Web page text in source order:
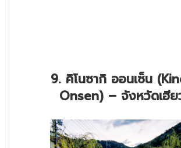
9. คิโนซากิ ออนเซ็น
Onsen) – จังหวัดเฮีย